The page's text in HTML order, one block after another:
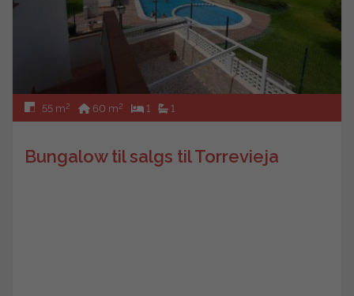
55 m2 60 m2 1 1
Bungalow til salgs til Torrevieja